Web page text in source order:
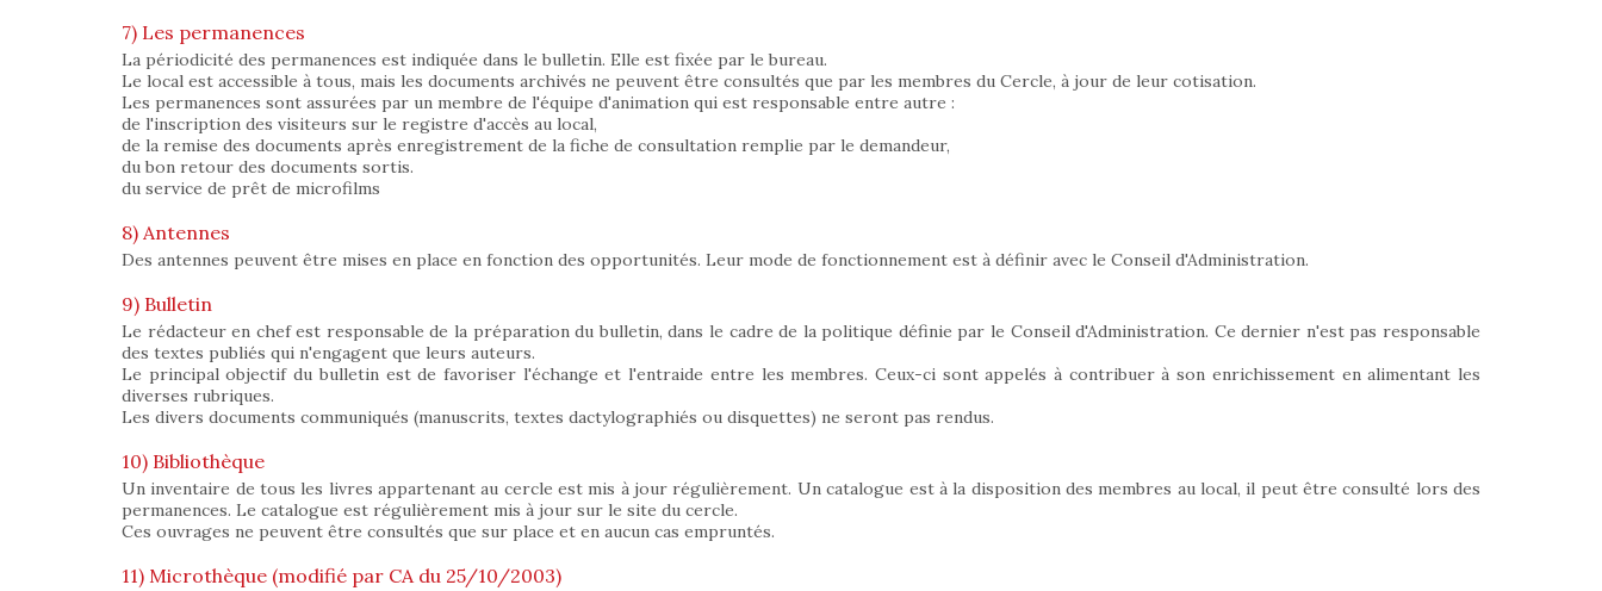
7) Les permanences
La périodicité des permanences est indiquée dans le bulletin. Elle est fixée par le bureau.
Le local est accessible à tous, mais les documents archivés ne peuvent être consultés que par les membres du Cercle, à jour de leur cotisation.
Les permanences sont assurées par un membre de l'équipe d'animation qui est responsable entre autre :
de l'inscription des visiteurs sur le registre d'accès au local,
de la remise des documents après enregistrement de la fiche de consultation remplie par le demandeur,
du bon retour des documents sortis.
du service de prêt de microfilms
8) Antennes
Des antennes peuvent être mises en place en fonction des opportunités. Leur mode de fonctionnement est à définir avec le Conseil d'Administration.
9) Bulletin
Le rédacteur en chef est responsable de la préparation du bulletin, dans le cadre de la politique définie par le Conseil d'Administration. Ce dernier n'est pas responsable
des textes publiés qui n'engagent que leurs auteurs.
Le principal objectif du bulletin est de favoriser l'échange et l'entraide entre les membres. Ceux-ci sont appelés à contribuer à son enrichissement en alimentant les
diverses rubriques.
Les divers documents communiqués (manuscrits, textes dactylographiés ou disquettes) ne seront pas rendus.
10) Bibliothèque
Un inventaire de tous les livres appartenant au cercle est mis à jour régulièrement. Un catalogue est à la disposition des membres au local, il peut être consulté lors des
permanences. Le catalogue est régulièrement mis à jour sur le site du cercle.
Ces ouvrages ne peuvent être consultés que sur place et en aucun cas empruntés.
11) Microthèque (modifié par CA du 25/10/2003)